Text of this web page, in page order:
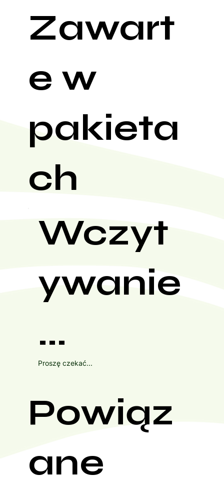
Zawart
e w
pakieta
ch
Wczyt
ywanie
...
Proszę czekać...
Powiąz
ane